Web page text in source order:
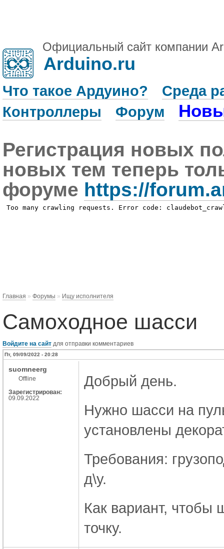
Официальный сайт компании
Arduino.ru
Что такое Ардуино?
Среда
Контроллеры
Форум
Регистрация новых
новых тем теперь
форуме https://
Главная » Форумы » Ищу исполнителя
Самоходное шасси
Войдите на сайт для отправки комментариев
Пт, 09/09/2022 - 20:28
suomneerg
Offline
Зарегистрирован:
09.09.2022
Добрый день.
Нужно шасси на
установлены
Требования:
д\у.
Как вариант, чтобы
точку.